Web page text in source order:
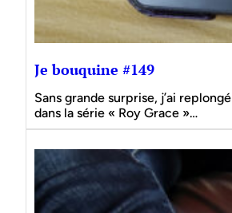
Je bouquine #149
Sans grande surprise, j’ai replongé
dans la série « Roy Grace »…